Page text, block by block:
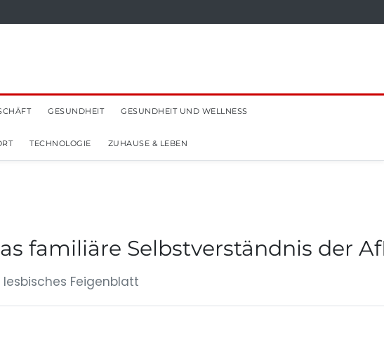
GESUNDHEIT GESUNDHEIT UND WELLNESS
TECHNOLOGIE ZUHAUSE & LEBEN
familiäre Selbstverständnis der
lesbisches Feigenblatt